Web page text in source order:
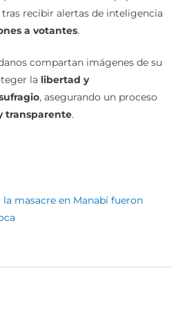
recibir alertas de inteligencia
a votantes.
compartan imágenes de su
la libertad y
, asegurando un proceso
transparente.
masacre en Manabí fueron